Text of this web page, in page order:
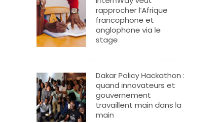
rapprocher l’Afrique
francophone et
anglophone via le
stage
Dakar Policy Hackathon :
quand innovateurs et
gouvernement
travaillent main dans la
main